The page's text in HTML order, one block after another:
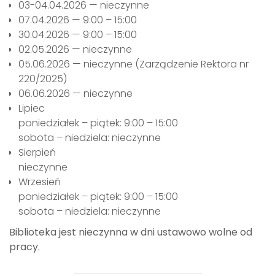
03-04.04.2026 — nieczynne
07.04.2026 — 9:00 – 15:00
30.04.2026 — 9:00 – 15:00
02.05.2026 — nieczynne
05.06.2026 — nieczynne (Zarządzenie Rektora nr
220/2025)
06.06.2026 — nieczynne
Lipiec
poniedziałek – piątek: 9:00 – 15:00
sobota – niedziela: nieczynne
Sierpień
nieczynne
Wrzesień
poniedziałek – piątek: 9:00 – 15:00
sobota – niedziela: nieczynne
Biblioteka jest nieczynna w dni ustawowo wolne od
pracy.